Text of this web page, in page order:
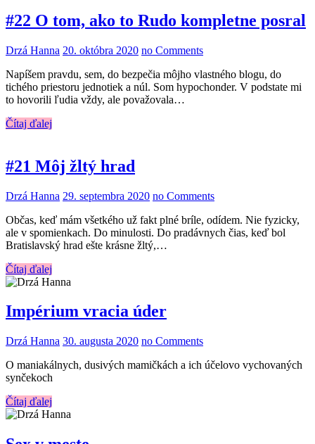
#22 O tom, ako to Rudo kompletne posral
Drzá Hanna 20. októbra 2020 no Comments
Napíšem pravdu, sem, do bezpečia môjho vlastného blogu, do
tichého priestoru jednotiek a núl. Som hypochonder. V podstate mi
to hovorili ľudia vždy, ale považovala…
Čítaj ďalej
#21 Môj žltý hrad
Drzá Hanna 29. septembra 2020 no Comments
Občas, keď mám všetkého už fakt plné bríle, odídem. Nie fyzicky,
ale v spomienkach. Do minulosti. Do pradávnych čias, keď bol
Bratislavský hrad ešte krásne žltý,…
Čítaj ďalej
Impérium vracia úder
Drzá Hanna 30. augusta 2020 no Comments
O maniakálnych, dusivých mamičkách a ich účelovo vychovaných
synčekoch
Čítaj ďalej